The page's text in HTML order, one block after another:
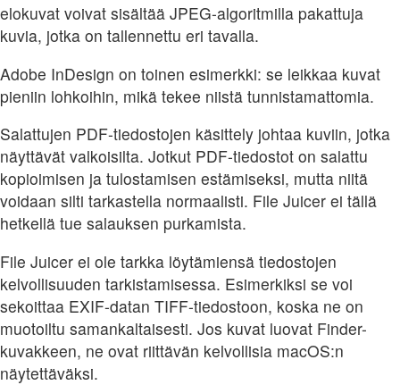
elokuvat voivat sisältää JPEG-algoritmilla pakattuja
kuvia, jotka on tallennettu eri tavalla.
Adobe InDesign on toinen esimerkki: se leikkaa kuvat
pieniin lohkoihin, mikä tekee niistä tunnistamattomia.
Salattujen PDF-tiedostojen käsittely johtaa kuviin, jotka
näyttävät valkoisilta. Jotkut PDF-tiedostot on salattu
kopioimisen ja tulostamisen estämiseksi, mutta niitä
voidaan silti tarkastella normaalisti. File Juicer ei tällä
hetkellä tue salauksen purkamista.
File Juicer ei ole tarkka löytämiensä tiedostojen
kelvollisuuden tarkistamisessa. Esimerkiksi se voi
sekoittaa EXIF-datan TIFF-tiedostoon, koska ne on
muotoiltu samankaltaisesti. Jos kuvat luovat Finder-
kuvakkeen, ne ovat riittävän kelvollisia macOS:n
näytettäväksi.